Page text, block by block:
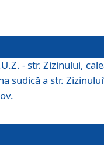
- str. Zizinului,
sudică a str.